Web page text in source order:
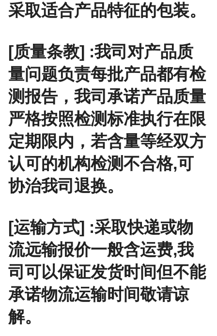
采取适合产品特征的包装。
[质量条教] :我司对产品质
量问题负责每批产品都有检
测报告，我司承诺产品质量
严格按照检测标准执行在限
定期限内，若含量等经双方
认可的机构检测不合格,可
协治我司退换。
[运输方式] :采取快递或物
流远输报价一般含运费,我
司可以保证发货时间但不能
承诺物流运输时间敬请谅
解。